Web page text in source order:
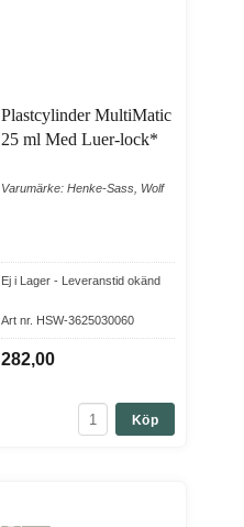
Plastcylinder MultiMatic
25 ml Med Luer-lock*
Varumärke: Henke-Sass, Wolf
Ej i Lager - Leveranstid okänd
Art nr. HSW-3625030060
282,00
Köp